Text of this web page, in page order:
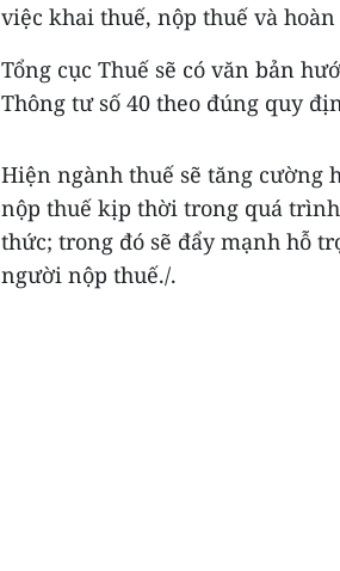
việc khai thuế, nộp thuế và
Tổng cục Thuế sẽ có văn bản
Thông tư số 40 theo đúng quy
Hiện ngành thuế sẽ tăng cường
nộp thuế kịp thời trong quá
thức; trong đó sẽ đẩy mạnh hỗ
người nộp thuế./.